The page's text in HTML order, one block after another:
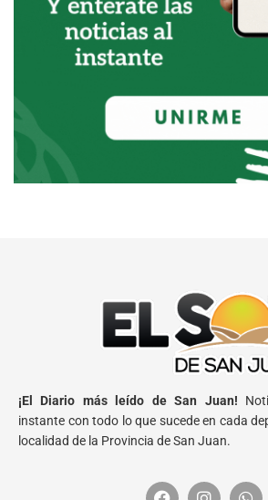
¡El Diario más leído de San Juan!
instante con todo lo que sucede en cada
localidad de la Provincia de San Juan.